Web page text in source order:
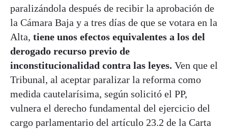
paralizándola después de recibir la aprobación de
la Cámara Baja y a tres días de que se votara en la
Alta, tiene unos efectos equivalentes a los del
derogado recurso previo de
inconstitucionalidad contra las leyes. Ven que el
Tribunal, al aceptar paralizar la reforma como
medida cautelarísima, según solicitó el PP,
vulnera el derecho fundamental del ejercicio del
cargo parlamentario del artículo 23.2 de la Carta